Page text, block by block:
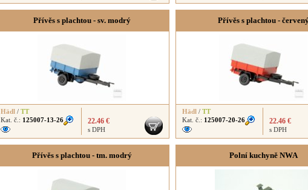
Přívěs s plachtou - sv. modrý
Hädl / TT
Kat. č.: 125007-13-26 22.46 €
s DPH
Přívěs s plachtou -
Hädl / TT
Kat. č.: 125007-20-26 22.46 €
s DPH
Přívěs s plachtou - tm. modrý Polní kuchyně NWA